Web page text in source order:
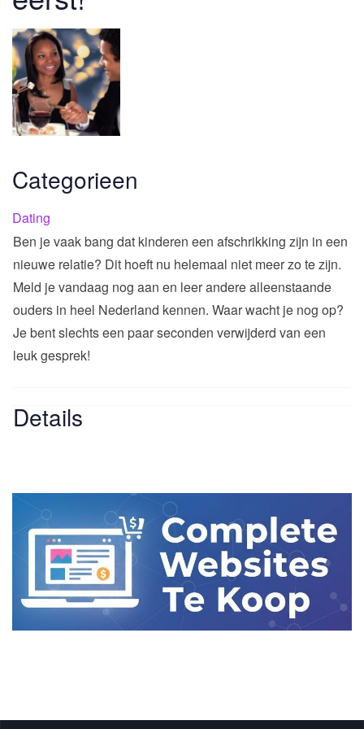
Categorieen
Dating
Ben je vaak bang dat kinderen een afschrikking zijn in een
nieuwe relatie? Dit hoeft nu helemaal niet meer zo te zijn.
Meld je vandaag nog aan en leer andere alleenstaande
ouders in heel Nederland kennen. Waar wacht je nog op?
Je bent slechts een paar seconden verwijderd van een
leuk gesprek!
Details